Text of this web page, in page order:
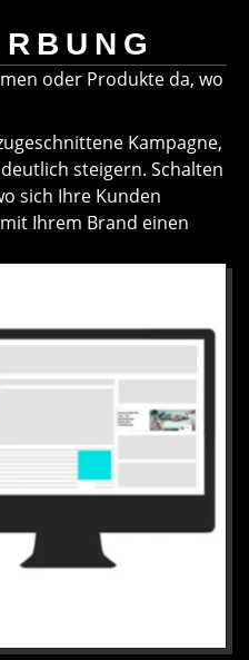
oder Produkte da, wo
Kampagne,
steigern. Schalten
sich Ihre Kunden
Ihrem Brand einen